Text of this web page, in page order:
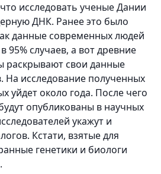
исследовать ученые Дании
ДНК. Ранее это было
данные современных людей
95% случаев, а вот древние
раскрывают свои данные
На исследование полученных
уйдет около года. После чего
опубликованы в научных
укажут и
Кстати, взятые для
генетики и биологи